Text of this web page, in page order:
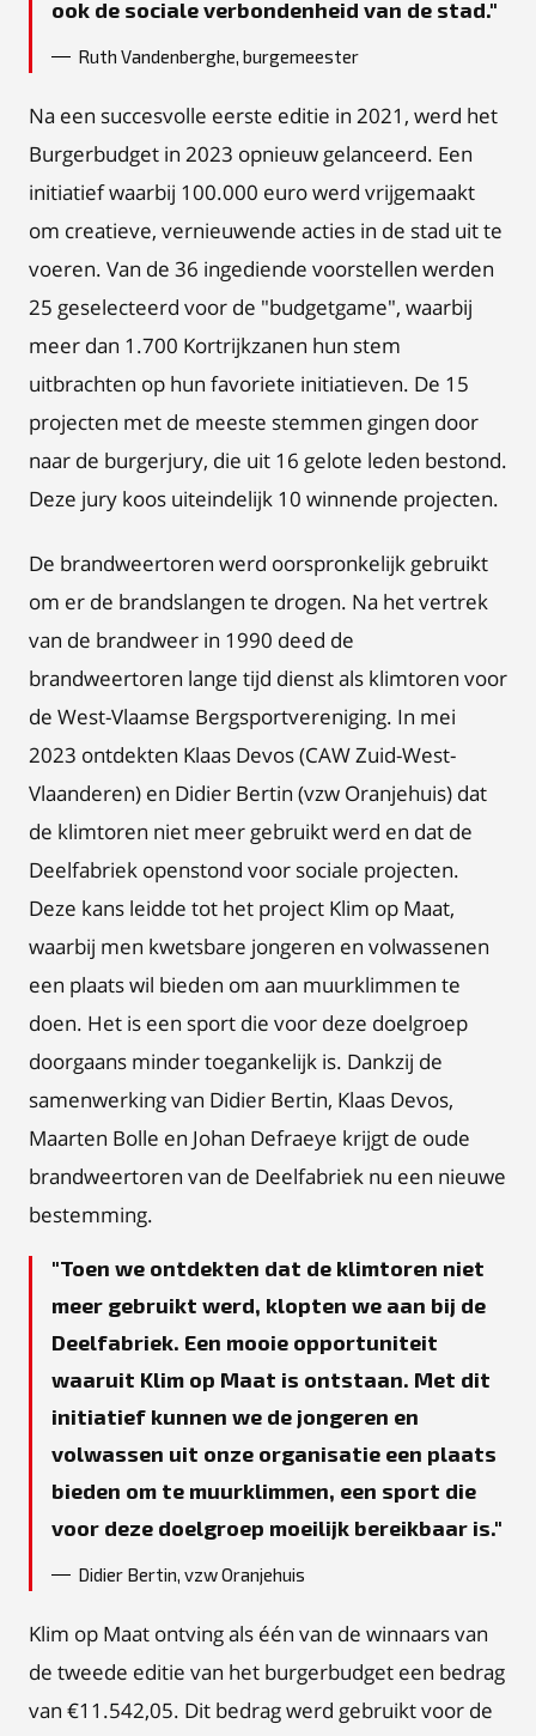
ook de sociale verbondenheid van de stad.
Ruth Vandenberghe, burgemeester
Na een succesvolle eerste editie in 2021, werd het
Burgerbudget in 2023 opnieuw gelanceerd. Een
initiatief waarbij 100.000 euro werd vrijgemaakt
om creatieve, vernieuwende acties in de stad uit te
voeren. Van de 36 ingediende voorstellen werden
25 geselecteerd voor de "budgetgame", waarbij
meer dan 1.700 Kortrijkzanen hun stem
uitbrachten op hun favoriete initiatieven. De 15
projecten met de meeste stemmen gingen door
naar de burgerjury, die uit 16 gelote leden bestond.
Deze jury koos uiteindelijk 10 winnende projecten.
De brandweertoren werd oorspronkelijk gebruikt
om er de brandslangen te drogen. Na het vertrek
van de brandweer in 1990 deed de
brandweertoren lange tijd dienst als klimtoren voor
de West-Vlaamse Bergsportvereniging. In mei
2023 ontdekten Klaas Devos (CAW Zuid-West-
Vlaanderen) en Didier Bertin (vzw Oranjehuis) dat
de klimtoren niet meer gebruikt werd en dat de
Deelfabriek openstond voor sociale projecten.
Deze kans leidde tot het project Klim op Maat,
waarbij men kwetsbare jongeren en volwassenen
een plaats wil bieden om aan muurklimmen te
doen. Het is een sport die voor deze doelgroep
doorgaans minder toegankelijk is. Dankzij de
samenwerking van Didier Bertin, Klaas Devos,
Maarten Bolle en Johan Defraeye krijgt de oude
brandweertoren van de Deelfabriek nu een nieuwe
bestemming.
Toen we ontdekten dat de klimtoren niet
meer gebruikt werd, klopten we aan bij de
Deelfabriek. Een mooie opportuniteit
waaruit Klim op Maat is ontstaan. Met dit
initiatief kunnen we de jongeren en
volwassen uit onze organisatie een plaats
bieden om te muurklimmen, een sport die
voor deze doelgroep moeilijk bereikbaar is.
Didier Bertin, vzw Oranjehuis
Klim op Maat ontving als één van de winnaars van
de tweede editie van het burgerbudget een bedrag
van €11.542,05. Dit bedrag werd gebruikt voor de